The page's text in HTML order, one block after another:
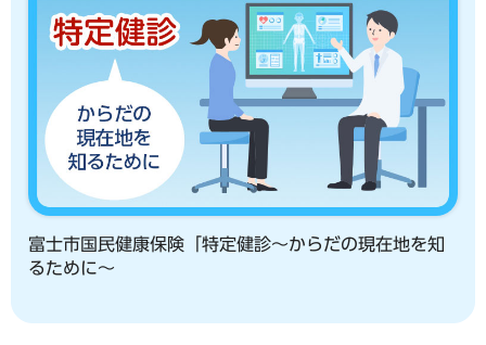
富士市国民健康保険「特定健診～からだの現在地を知
るために～